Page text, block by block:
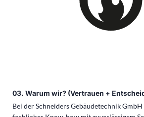
03. Warum wir? (Vertrauen +
Bei der Schneiders Gebäudetechnik